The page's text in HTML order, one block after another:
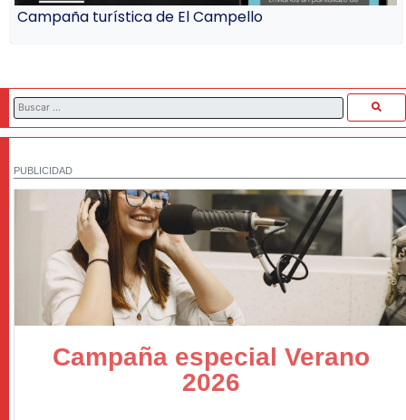
Campaña turística de El Campello
PUBLICIDAD
Campaña especial Verano
2026